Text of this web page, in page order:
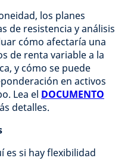
los planes
de resistencia y análisis
cómo afectaría una
de renta variable a la
y cómo se puede
en activos
Lea el DOCUMENTO
detalles.
es si hay flexibilidad